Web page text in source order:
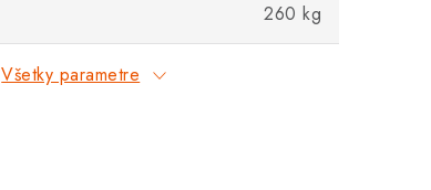
260 kg
Všetky parametre